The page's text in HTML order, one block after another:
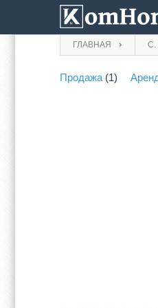
ГЛАВНАЯ С.
Продажа (1)